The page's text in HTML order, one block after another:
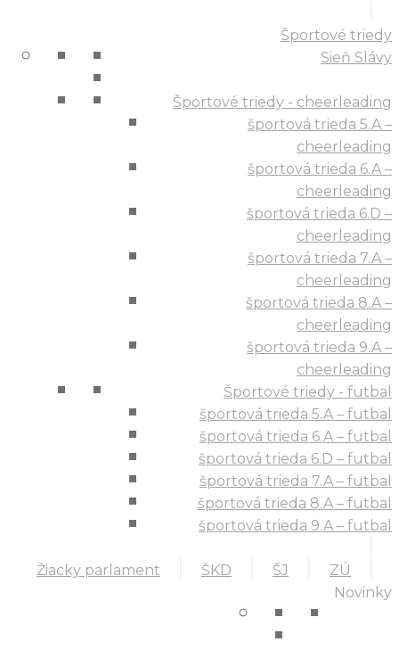
Športové triedy
Sieň Slávy
Športové triedy - cheerleading
športová trieda 5.A –
cheerleading
športová trieda 6.A –
cheerleading
športová trieda 6.D –
cheerleading
športová trieda 7.A –
cheerleading
športová trieda 8.A –
cheerleading
športová trieda 9.A –
cheerleading
Športové triedy - futbal
športová trieda 5.A – futbal
športová trieda 6.A – futbal
športová trieda 6.D – futbal
športová trieda 7.A – futbal
športová trieda 8.A – futbal
športová trieda 9.A – futbal
Žiacky parlament ŠKD ŠJ ZÚ
Novinky